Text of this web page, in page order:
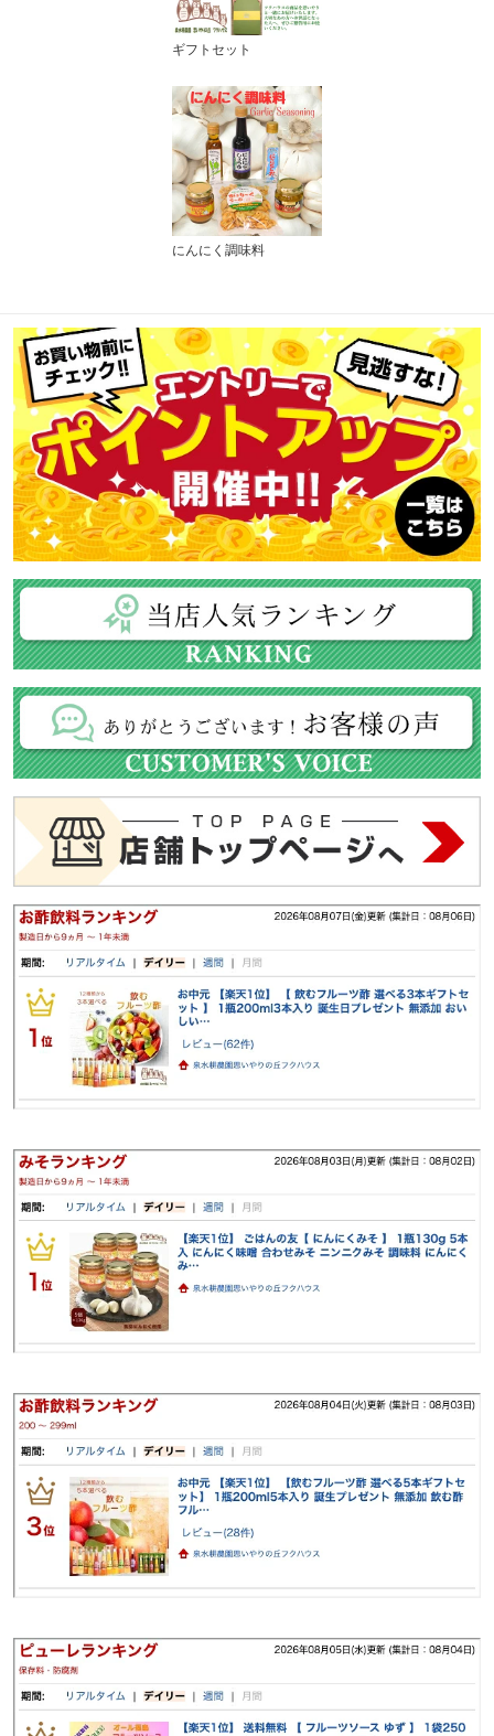
ギフトセット
にんにく調味料